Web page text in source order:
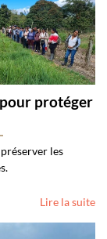
protéger
les
Lire la suite